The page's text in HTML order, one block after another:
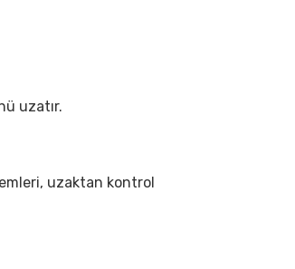
uzatır.
uzaktan kontrol